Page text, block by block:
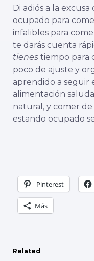
Di adiós a la
ocupado para
infalibles para
te darás cuenta
tienes tiempo para
poco de ajuste y
aprendido a seguir
alimentación
natural, y comer
estando ocupado
Pinterest
Más
Related